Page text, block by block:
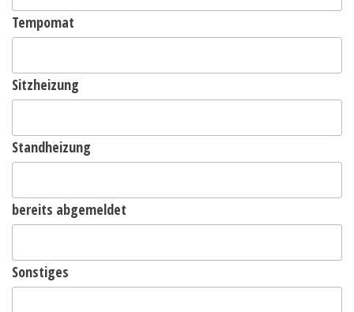
Tempomat
Sitzheizung
Standheizung
bereits abgemeldet
Sonstiges